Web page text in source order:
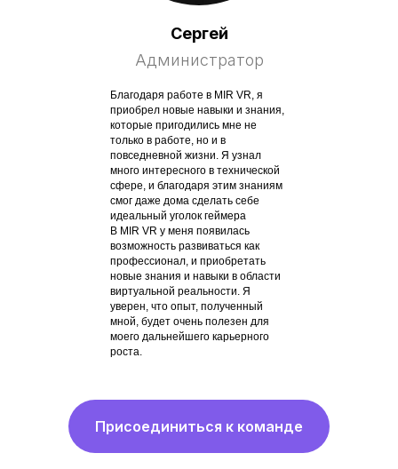
Сергей
Администратор
Благодаря работе в MIR VR, я
приобрел новые навыки и знания,
которые пригодились мне не
только в работе, но и в
повседневной жизни. Я узнал
много интересного в технической
сфере, и благодаря этим знаниям
смог даже дома сделать себе
идеальный уголок геймера
В MIR VR у меня появилась
возможность развиваться как
профессионал, и приобретать
новые знания и навыки в области
виртуальной реальности. Я
уверен, что опыт, полученный
мной, будет очень полезен для
моего дальнейшего карьерного
роста.
Присоединиться к команде